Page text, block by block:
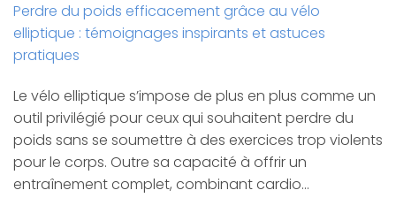
Perdre du poids efficacement grâce au vélo
elliptique : témoignages inspirants et astuces
pratiques
Le vélo elliptique s’impose de plus en plus comme un
outil privilégié pour ceux qui souhaitent perdre du
poids sans se soumettre à des exercices trop violents
pour le corps. Outre sa capacité à offrir un
entraînement complet, combinant cardio…